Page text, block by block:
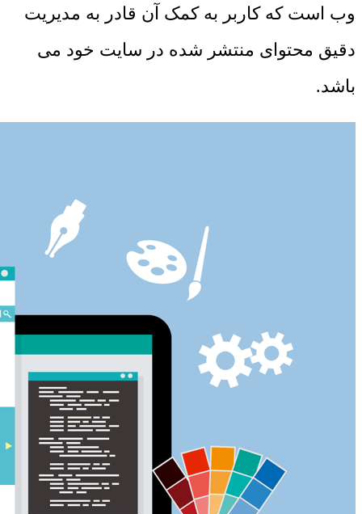
وب است که کاربر به کمک آن قادر به مدیریت
دقیق محتوای منتشر شده در سایت خود می
باشد.